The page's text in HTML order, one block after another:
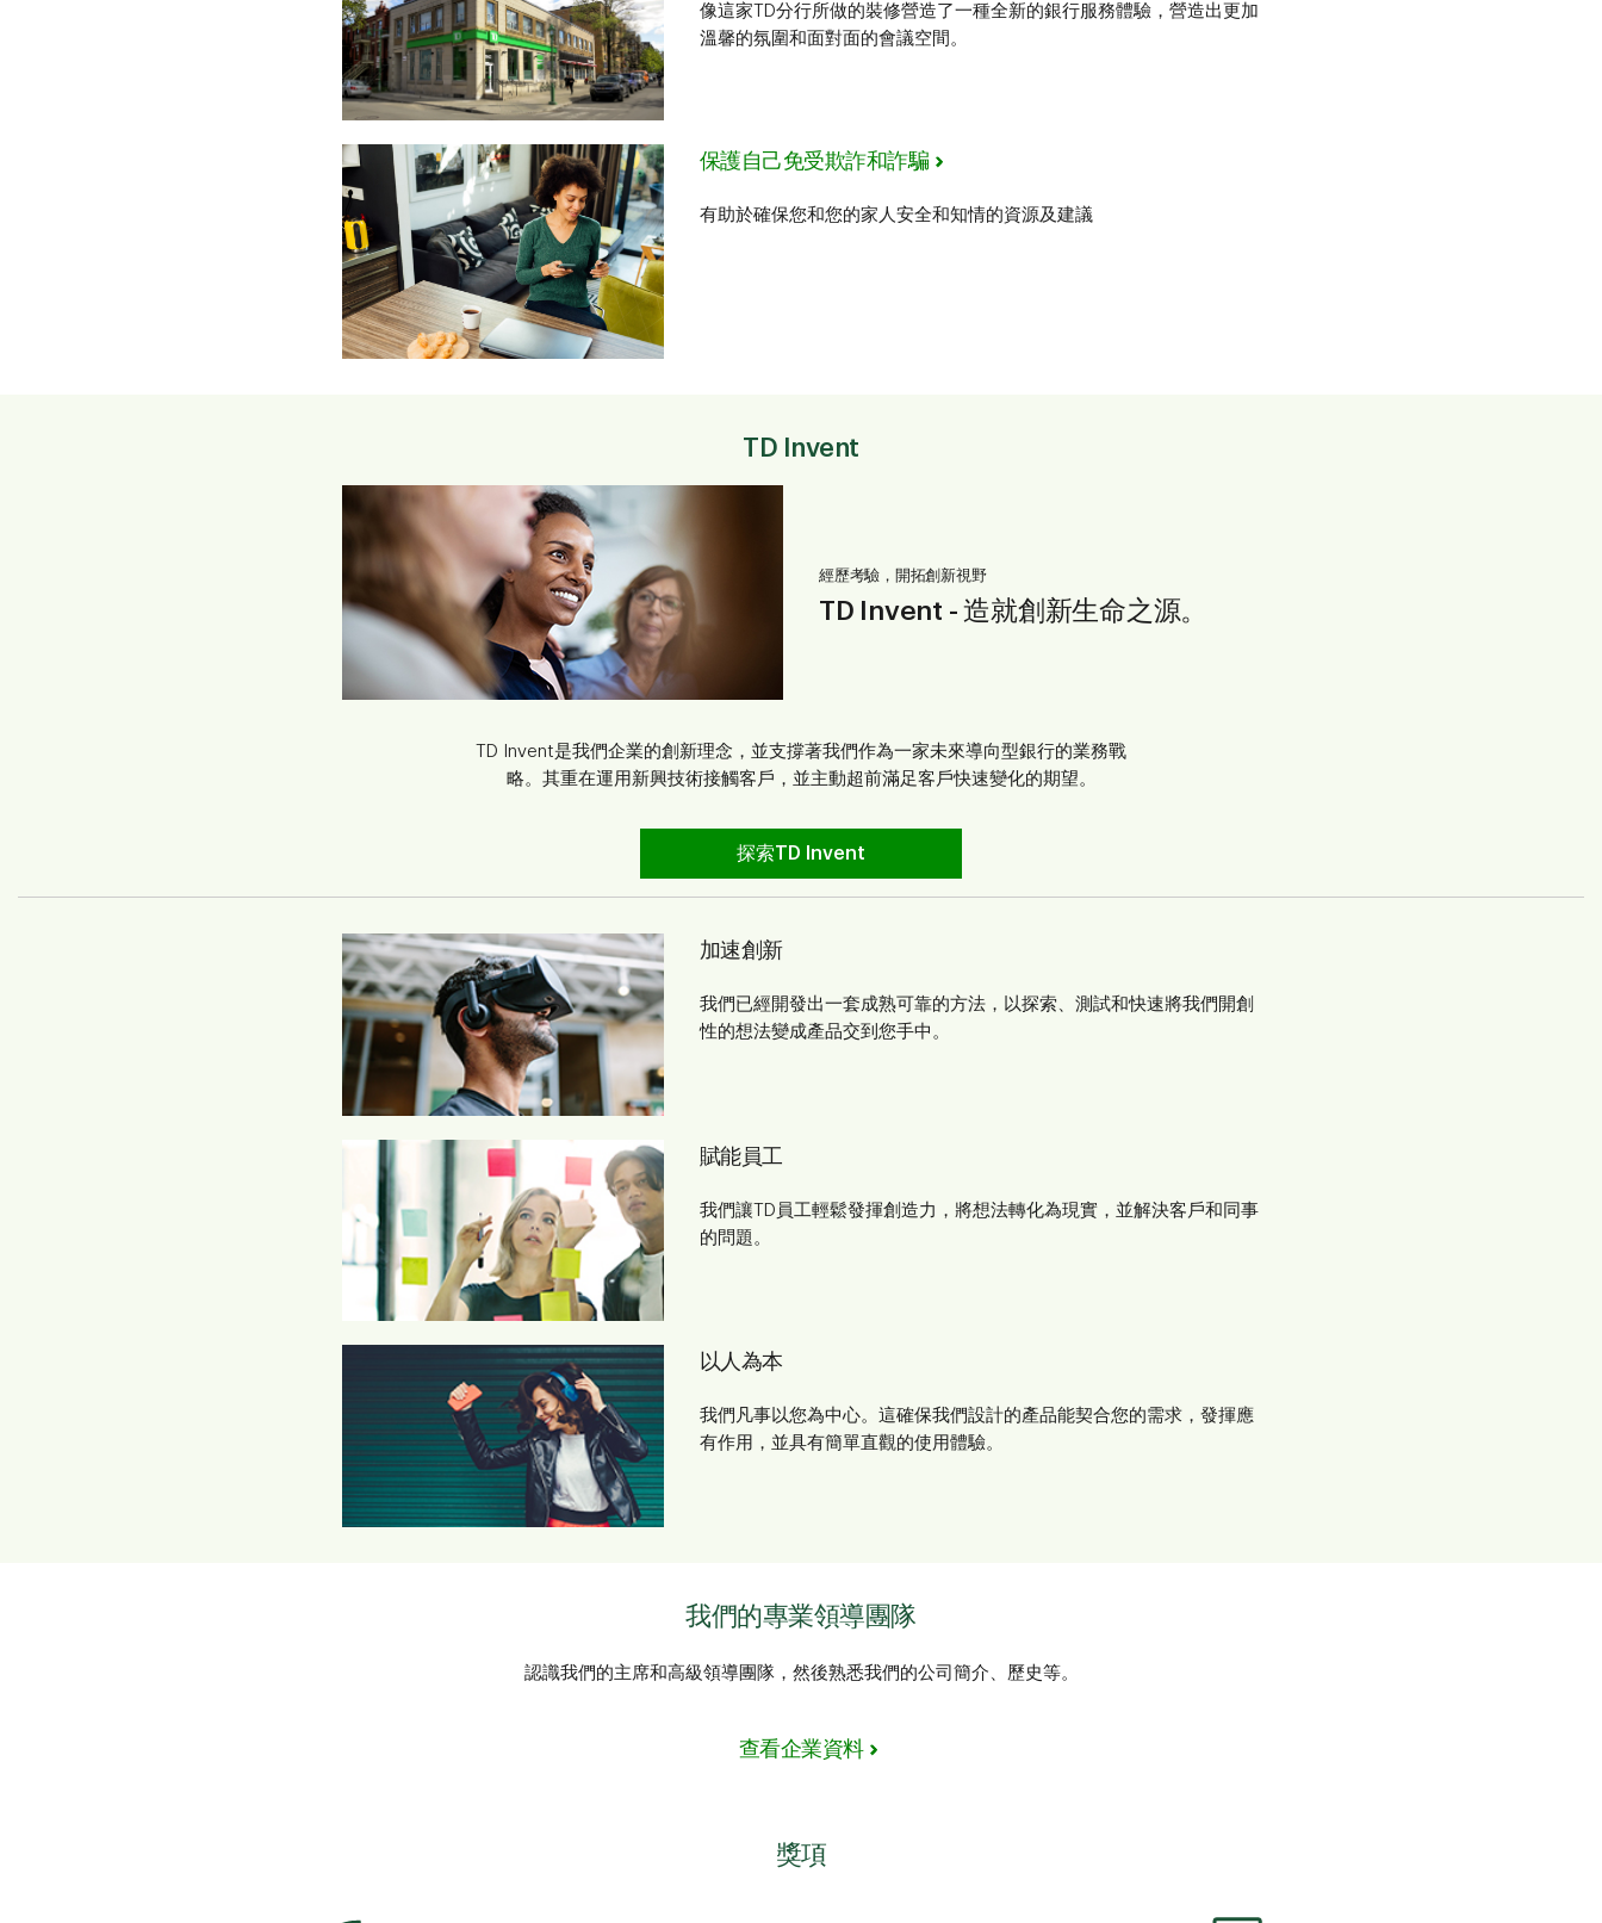
像這家TD分行所做的裝修營造了一種全新的銀行服務體驗，營造出更加
溫馨的氛圍和面對面的會議空間。
保護自己免受欺詐和詐騙
有助於確保您和您的家人安全和知情的資源及建議
TD Invent
經歷考驗，開拓創新視野
TD Invent - 造就創新生命之源。
TD Invent是我們企業的創新理念，並支撐著我們作為一家未來導向型銀行的業務戰
略。其重在運用新興技術接觸客戶，並主動超前滿足客戶快速變化的期望。
探索TD Invent
加速創新
我們已經開發出一套成熟可靠的方法，以探索、測試和快速將我們開創
性的想法變成產品交到您手中。
賦能員工
我們讓TD員工輕鬆發揮創造力，將想法轉化為現實，並解決客戶和同事
的問題。
以人為本
我們凡事以您為中心。這確保我們設計的產品能契合您的需求，發揮應
有作用，並具有簡單直觀的使用體驗。
我們的專業領導團隊
認識我們的主席和高級領導團隊，然後熟悉我們的公司簡介、歷史等。
查看企業資料
獎項